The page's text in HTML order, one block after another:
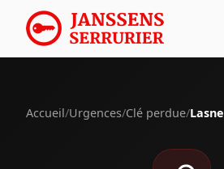
Accueil/Urgences/Clé perdue/Lasne